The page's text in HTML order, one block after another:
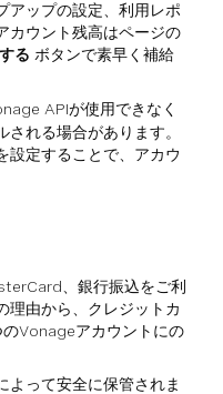
アップの設定、利用レポ
カウント残高はページの
る ボタンで素早く補給
APIが使用できなく
れる場合があります。
設定することで、アカウ
、銀行振込をご利
理由から、クレジットカ
Vonageアカウントにの
よって安全に保管されま